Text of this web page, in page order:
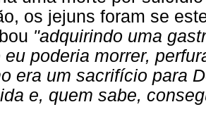
os jejuns foram se
"adquirindo uma
eu poderia morrer,
era um sacrifício para
e, quem sabe,